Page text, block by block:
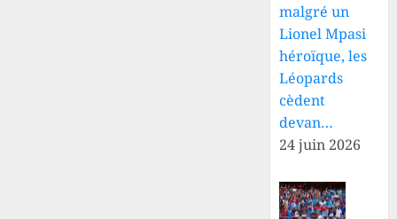
malgré un
Lionel Mpasi
héroïque, les
Léopards
cèdent
devan…
24 juin 2026